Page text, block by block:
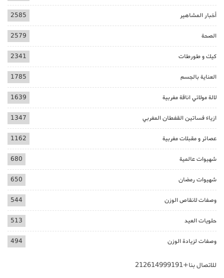
أخبار المشاهير 2585
الصحة 2579
كيك و طورطات 2341
العناية بالجسم 1785
لالة مولاتي اناقة مغربية 1639
ازياء فساتين القفطان المغربي 1347
عصائر و مقبلات مغربية 1162
شهيوات عالمية 680
شهيوات رمضان 650
وصفات لانقاص الوزن 544
حلويات العيد 513
وصفات لزيادة الوزن 494
للاتصال بنا+212614999191